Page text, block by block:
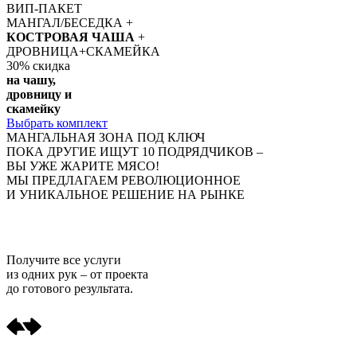
ВИП-ПАКЕТ
МАНГАЛ/БЕСЕДКА +
КОСТРОВАЯ ЧАША +
ДРОВНИЦА+СКАМЕЙКА
30% скидка
на чашу,
дровницу и
скамейку
Выбрать комплект
МАНГАЛЬНАЯ ЗОНА ПОД КЛЮЧ
ПОКА ДРУГИЕ ИЩУТ 10 ПОДРЯДЧИКОВ –
ВЫ УЖЕ ЖАРИТЕ МЯСО!
МЫ ПРЕДЛАГАЕМ РЕВОЛЮЦИОННОЕ
И УНИКАЛЬНОЕ РЕШЕНИЕ НА РЫНКЕ
Получите все услуги
из одних рук – от проекта
до готового результата.